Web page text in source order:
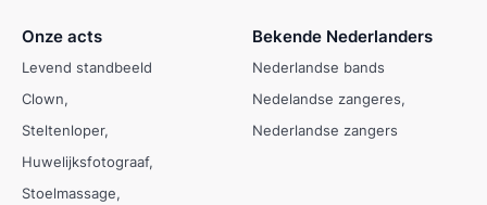
Onze acts
Levend standbeeld
Clown
Steltenloper
Huwelijksfotograaf
Stoelmassage
Bekende Nederlanders
Nederlandse bands
Nedelandse zangeres
Nederlandse zangers